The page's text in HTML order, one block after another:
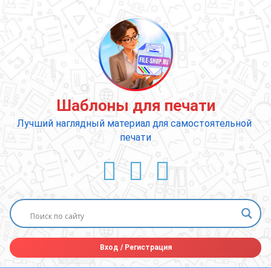
содержимому
Шаблоны для печати
Лучший наглядный материал для самостоятельной
печати
ВКонтакте
YouTube
E-mail
Вход /Регистрация